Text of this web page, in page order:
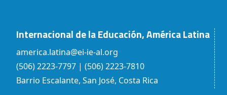
Internacional de la Educación, América Latina
america.latina@ei-ie-al.org
(506) 2223-7797 | (506) 2223-7810
Barrio Escalante, San José, Costa Rica